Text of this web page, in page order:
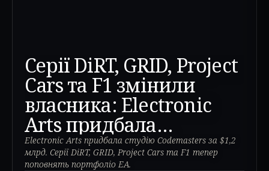
Серії DiRT, GRID, Project
Cars та F1 змінили
власника: Electronic
Arts придбала
Codemasters
Electronic Arts придбала студію Codemasters за $1,2
млрд. Серії DiRT, GRID, Project Cars та F1 тепер
поповнять портфоліо EA.